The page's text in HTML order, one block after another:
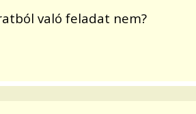
való feladat nem?